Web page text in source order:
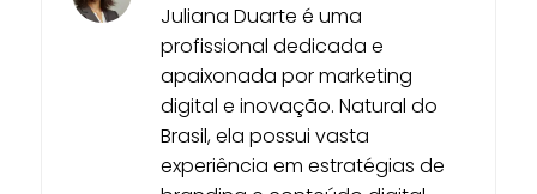
Juliana Duarte é uma
profissional dedicada e
apaixonada por marketing
digital e inovação. Natural do
Brasil, ela possui vasta
experiência em estratégias de